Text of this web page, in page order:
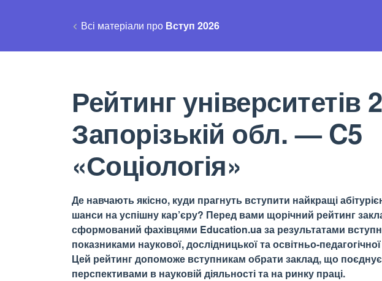
Всі матеріали про Вступ 2026
Рейтинг університетів
Запорізькій обл. — C5
«Соціологія»
Де навчають якісно, куди прагнуть вступити найкращі
шанси на успішну кар’єру? Перед вами щорічний рейтинг
сформований фахівцями Education.ua за результатами
показниками наукової, дослідницької та освітньо-
Цей рейтинг допоможе вступникам обрати заклад, що поєднує
перспективами в науковій діяльності та на ринку праці.